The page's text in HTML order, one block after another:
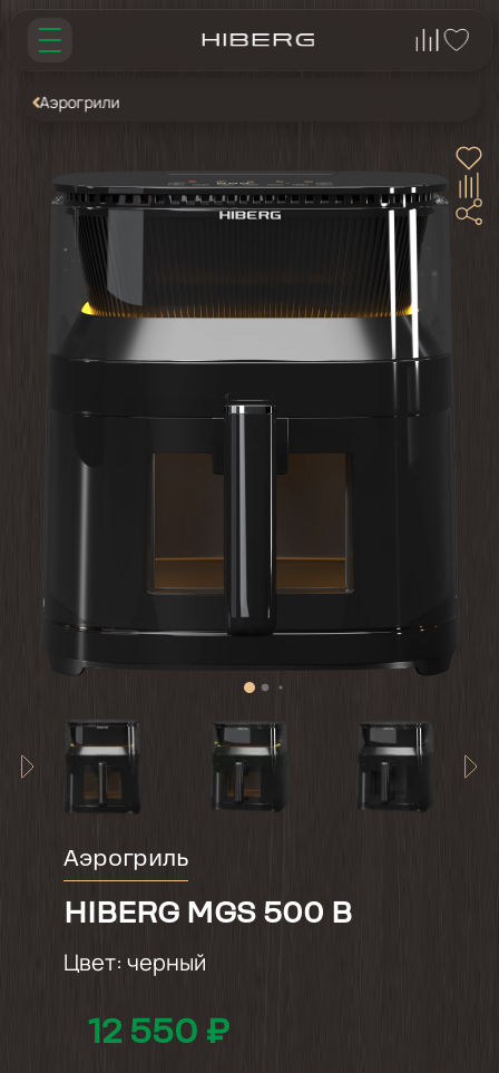
Аэрогрили
Аэрогриль
HIBERG MGS 500 B
Цвет: черный
12 550 ₽